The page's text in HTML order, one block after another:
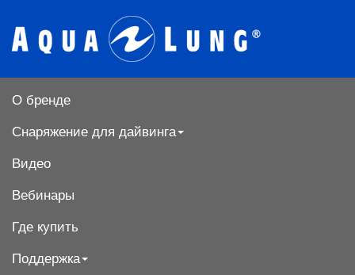
О бренде
Снаряжение для дайвинга
Видео
Вебинары
Где купить
Поддержка